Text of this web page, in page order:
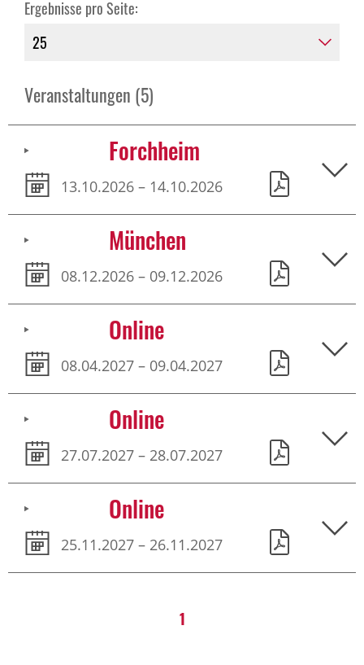
Ergebnisse pro Seite:
Veranstaltungen (5)
Forchheim
13.10.2026 – 14.10.2026
München
08.12.2026 – 09.12.2026
Online
08.04.2027 – 09.04.2027
Online
27.07.2027 – 28.07.2027
Online
25.11.2027 – 26.11.2027
1